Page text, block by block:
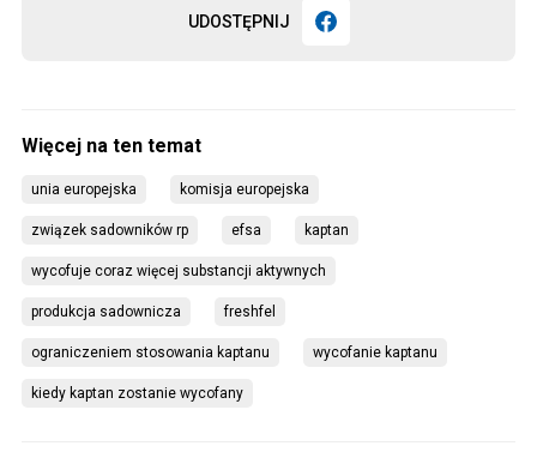
UDOSTĘPNIJ
unia europejska komisja europejska
związek sadowników rp efsa kaptan
wycofuje coraz więcej substancji aktywnych
produkcja sadownicza freshfel
ograniczeniem stosowania kaptanu wycofanie kaptanu
kiedy kaptan zostanie wycofany